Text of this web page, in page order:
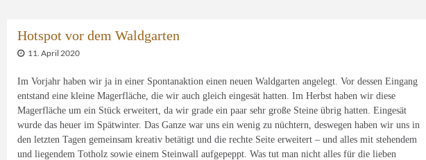
Hotspot vor dem Waldgarten
11. April 2020
Im Vorjahr haben wir ja in einer Spontanaktion einen neuen Waldgarten angelegt. Vor dessen Eingang
entstand eine kleine Magerfläche, die wir auch gleich eingesät hatten. Im Herbst haben wir diese
Magerfläche um ein Stück erweitert, da wir grade ein paar sehr große Steine übrig hatten. Eingesät
wurde das heuer im Spätwinter. Das Ganze war uns ein wenig zu nüchtern, deswegen haben wir uns in
den letzten Tagen gemeinsam kreativ betätigt und die rechte Seite erweitert – und alles mit stehendem
und liegendem Totholz sowie einem Steinwall aufgepeppt. Was tut man nicht alles für die lieben